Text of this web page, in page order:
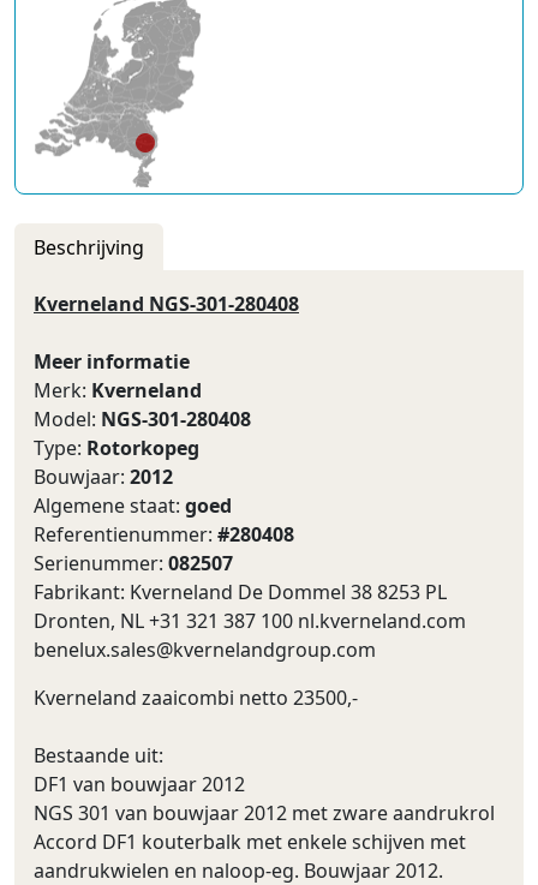
Beschrijving
Kverneland NGS-301-280408
Meer informatie
Merk: Kverneland
Model: NGS-301-280408
Type: Rotorkopeg
Bouwjaar: 2012
Algemene staat: goed
Referentienummer: #280408
Serienummer: 082507
Fabrikant: Kverneland De Dommel 38 8253 PL
Dronten, NL +31 321 387 100 nl.kverneland.com
benelux.sales@kvernelandgroup.com
Kverneland zaaicombi netto 23500,-
Bestaande uit:
DF1 van bouwjaar 2012
NGS 301 van bouwjaar 2012 met zware aandrukrol
Accord DF1 kouterbalk met enkele schijven met
aandrukwielen en naloop-eg. Bouwjaar 2012.